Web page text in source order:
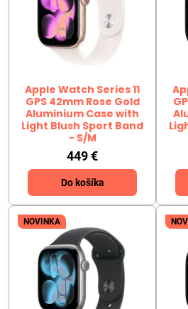
Apple Watch Series 11
GPS 42mm Rose Gold
Aluminium Case with
Light Blush Sport Band
- S/M
449 €
Do košíka
NOVINKA